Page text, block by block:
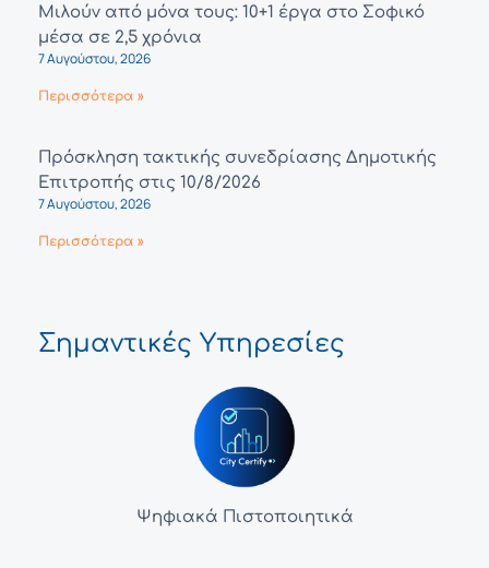
Μιλούν από μόνα τους: 10+1 έργα στο Σοφικό
μέσα σε 2,5 χρόνια
7 Αυγούστου, 2026
Περισσότερα »
Πρόσκληση τακτικής συνεδρίασης Δημοτικής
Επιτροπής στις 10/8/2026
7 Αυγούστου, 2026
Περισσότερα »
Σημαντικές Υπηρεσίες
Ψηφιακά Πιστοποιητικά